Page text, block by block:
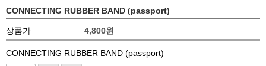
CONNECTING RUBBER BAND (passport)
상품가 4,800원
CONNECTING RUBBER BAND (passport)